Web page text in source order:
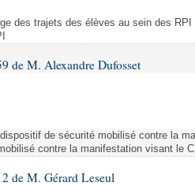
des trajets des élèves au sein des
de M. Alexandre Dufosset
de sécurité mobilisé contre la
contre la manifestation visant le
de M. Gérard Leseul